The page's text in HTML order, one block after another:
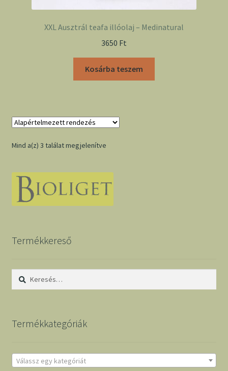
XXL Ausztrál teafa illóolaj – Medinatural
3650 Ft
Kosárba teszem
Mind a(z) 3 találat megjelenítve
Termékkereső
Keresés:
Termékkategóriák
Válassz egy kategóriát